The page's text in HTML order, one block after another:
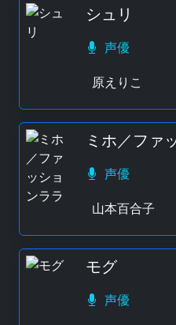
シュリ
声優
原えりこ
ミホ／ファ
声優
山本百合子
モグ
声優